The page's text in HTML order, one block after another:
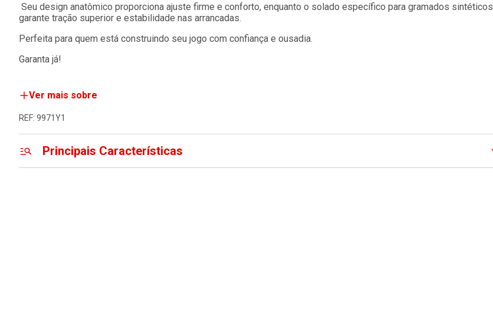
Seu design anatômico proporciona ajuste firme e conforto, enquanto o solado específico para gramados sintéticos
garante tração superior e estabilidade nas arrancadas.
Perfeita para quem está construindo seu jogo com confiança e ousadia.
Garanta já!
Ver mais sobre
REF: 9971Y1
Principais Características